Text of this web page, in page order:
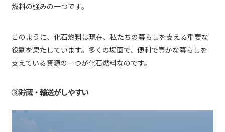
燃料の強みの一つです。
このように、化石燃料は現在、私たちの暮らしを支える重要な
役割を果たしています。多くの場面で、便利で豊かな暮らしを
支えている資源の一つが化石燃料なのです。
③貯蔵・輸送がしやすい